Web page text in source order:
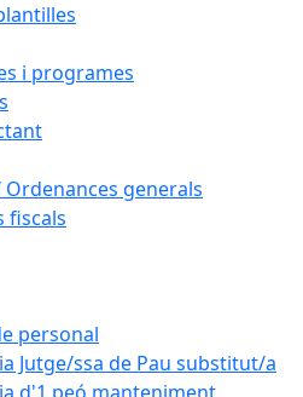
i programes
generals
fiscals
personal
Jutge/ssa de Pau substitut/a